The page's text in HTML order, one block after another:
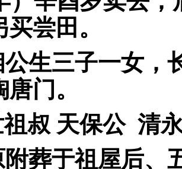
尝田。
公生三子一女，
门。
叔 天保公 清
葬于祖屋后、